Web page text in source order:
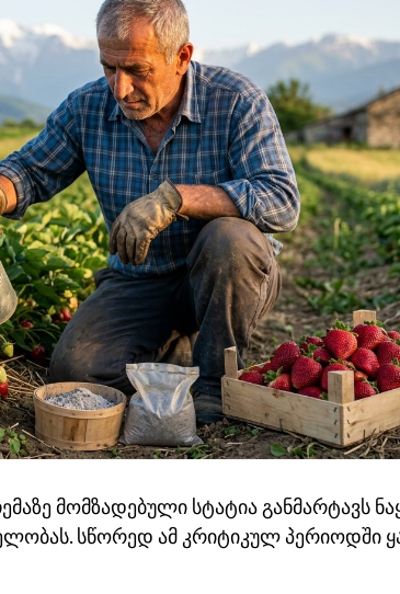
მომზადებული სტატია განმარტავს
სწორედ ამ კრიტიკულ პერიოდში